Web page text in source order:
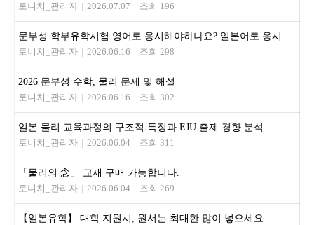
토니치_관리자 | 2026.07.07 | 조회 196 |
문부성 학부유학시험 영어로 응시해야하나요? 일본어로 응시해야하나요?
토니치_관리자 | 2026.06.16 | 조회 298 |
2026 문부성 수학, 물리 문제 및 해설
토니치_관리자 | 2026.06.16 | 조회 302 |
일본 물리 교육과정의 구조적 특징과 EJU 출제 경향 분석
토니치_관리자 | 2026.06.04 | 조회 311 |
「물리의 念」 교재 구매 가능합니다.
토니치_관리자 | 2026.06.04 | 조회 269 |
【일본유학】 대학 지원시, 원서는 최대한 많이 넣으세요.